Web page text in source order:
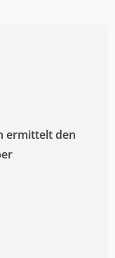
ermittelt den